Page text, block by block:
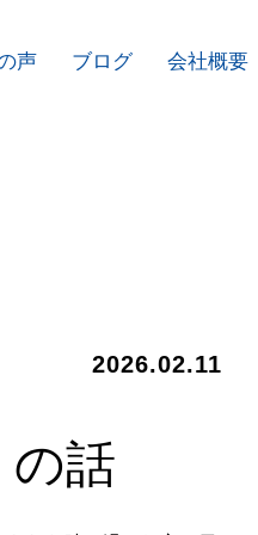
声 ブログ 会社概要
2026.02.11
話